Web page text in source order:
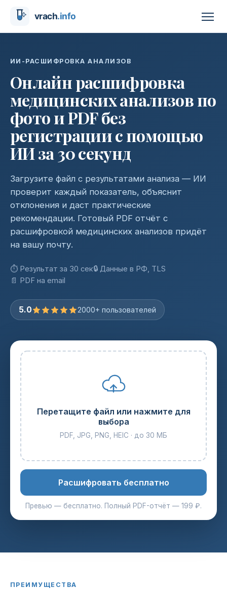
ИИ-РАСШИФРОВКА АНАЛИЗОВ
Онлайн расшифровка
медицинских анализов по
фото и PDF без
регистрации с помощью
ИИ за 30 секунд
Загрузите файл с результатами анализа — ИИ
проверит каждый показатель, объяснит
отклонения и даст практические
рекомендации. Готовый PDF отчёт с
расшифровкой медицинских анализов придёт
на вашу почту.
⏱ Результат за 30 сек🔒 Данные в РФ, TLS
📄 PDF на email
5.0 2000+ пользователей
Перетащите файл или нажмите для
выбора
PDF, JPG, PNG, HEIC · до 30 МБ
Расшифровать бесплатно
Превью — бесплатно. Полный PDF-отчёт — 199 ₽.
ПРЕИМУЩЕСТВА